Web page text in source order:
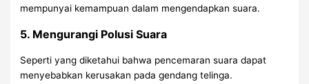
mempunyai kemampuan dalam mengendapkan suara.
5. Mengurangi Polusi Suara
Seperti yang diketahui bahwa pencemaran suara dapat
menyebabkan kerusakan pada gendang telinga.